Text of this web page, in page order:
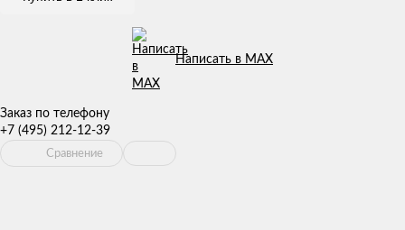
Написать в MAX
Заказ по телефону
+7 (495) 212-12-39
Сравнение